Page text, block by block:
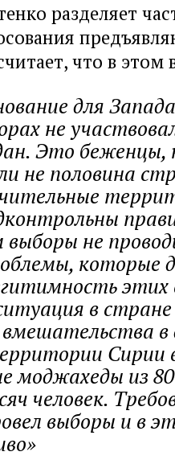
разделяет
что в этом
для
не
Это беженцы,
не половина
не
которые
этих
в
вмешательства
моджахеды из
человек.
выборы и в